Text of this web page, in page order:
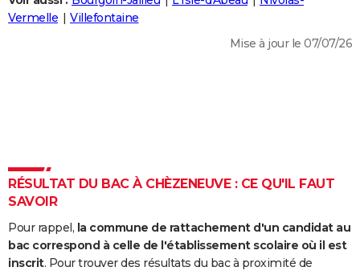
Destinations
City break
Voyage nature
Voyage de noces
Forum
Climat
+
PHOTO
Dictionnaire
Biographies
Citations
Expressions
Proverbes
PROGRAMME TV
S'inscrire
Se connecter
Lycées
Collèges
Primaires
Universités
Entreprises
Service militaire
Avis de recherche
AVIS DE DÉCÈS
Vermelle
Villefontaine
Mise à jour le 07/07/26
RÉSULTAT DU BAC À CHÈZENEUVE : CE QU'IL FAUT
SAVOIR
Pour rappel, la commune de rattachement d'un candidat au
bac correspond à celle de l'établissement scolaire où il est
inscrit. Pour trouver des résultats du bac à proximité de